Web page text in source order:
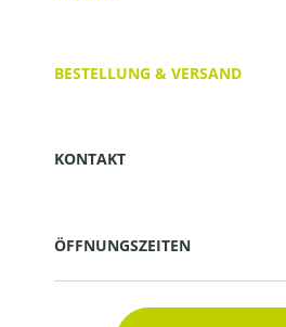
BESTELLUNG & VERSAND
KONTAKT
ÖFFNUNGSZEITEN